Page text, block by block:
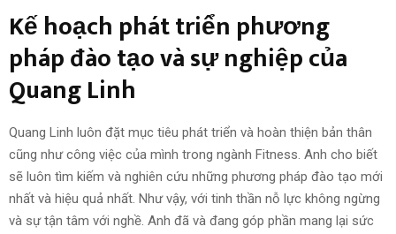
Kế hoạch phát triển phương
pháp đào tạo và sự nghiệp của
Quang Linh
Quang Linh luôn đặt mục tiêu phát triển và hoàn thiện bản thân
cũng như công việc của mình trong ngành Fitness. Anh cho biết
sẽ luôn tìm kiếm và nghiên cứu những phương pháp đào tạo mới
nhất và hiệu quả nhất. Như vậy, với tinh thần nỗ lực không ngừng
và sự tận tâm với nghề. Anh đã và đang góp phần mang lại sức